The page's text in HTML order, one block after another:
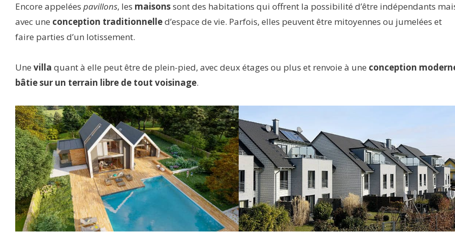
Encore appelées pavillons, les maisonssont des habitations qui offrent la possibilité d’être indépendants
avec une conception traditionnelled’espace de vie. Parfois, elles peuvent être mitoyennes ou jumelées et
faire parties d’un lotissement.
Une villa quant à elle peut être de plein-pied, avec deux étages ou plus et renvoie à une conception
bâtie sur un terrain libre de tout voisinage.